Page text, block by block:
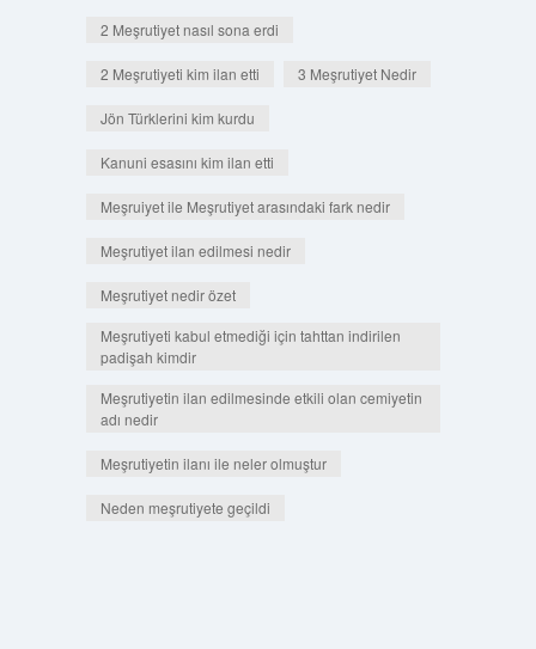
2 Meşrutiyet nasıl sona erdi
2 Meşrutiyeti kim ilan etti 3 Meşrutiyet Nedir
Jön Türklerini kim kurdu
Kanuni esasını kim ilan etti
Meşruiyet ile Meşrutiyet arasındaki fark nedir
Meşrutiyet ilan edilmesi nedir
Meşrutiyet nedir özet
Meşrutiyeti kabul etmediği için tahttan indirilen
padişah kimdir
Meşrutiyetin ilan edilmesinde etkili olan cemiyetin
adı nedir
Meşrutiyetin ilanı ile neler olmuştur
Neden meşrutiyete geçildi